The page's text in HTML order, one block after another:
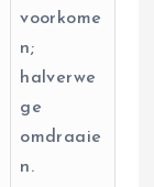
voorkome
n;
halverwe
ge
omdraaie
n.